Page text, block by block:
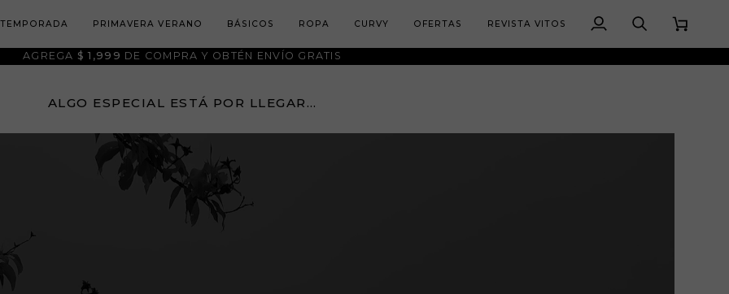
PRIMAVERA VERANO BÁSICOS ROPA CURVY OFERTAS REVISTA VITOS
Mi
cuenta
Buscar Carrito
AGREGA $ 1,999 DE COMPRA Y OBTÉN ENVÍO GRATIS
ALGO ESPECIAL ESTÁ POR LLEGAR…